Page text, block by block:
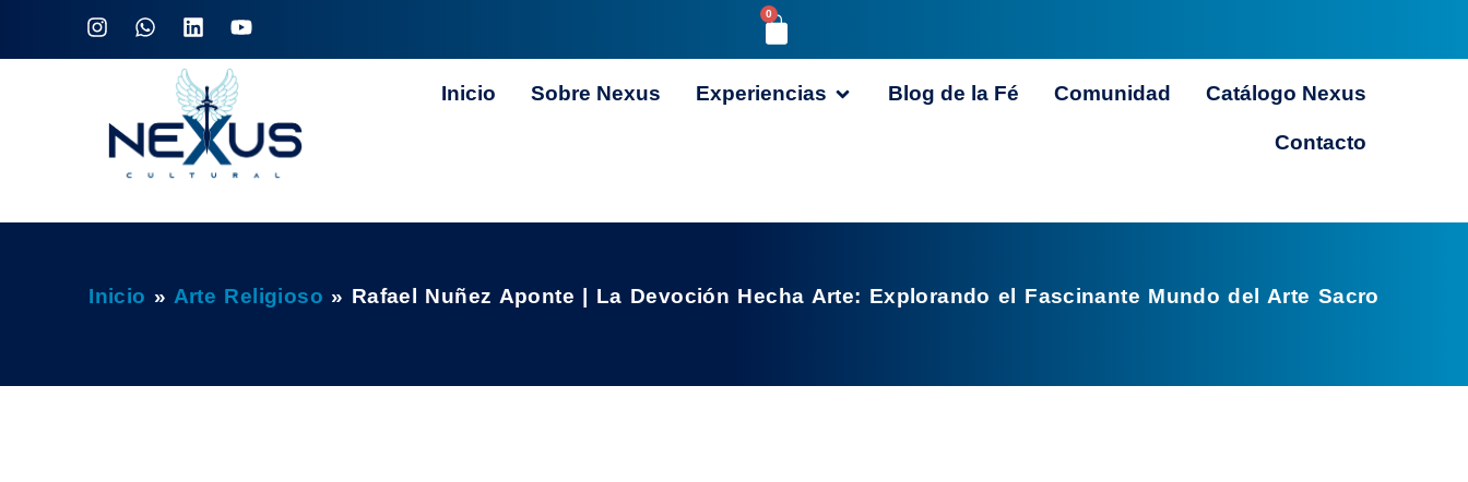
0
Inicio Sobre Nexus Experiencias Blog de la Fé Comunidad Catálogo Nexus
Contacto
Inicio » Arte Religioso » Rafael Nuñez Aponte | La Devoción Hecha Arte: Explorando el Fascinante Mundo del Arte Sacro